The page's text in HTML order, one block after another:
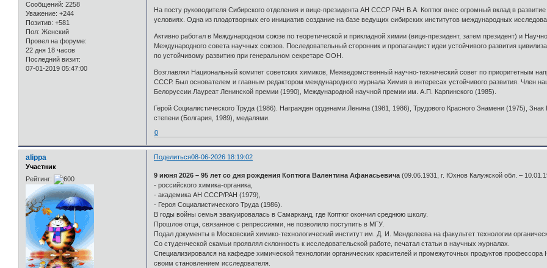
Сообщений: 2258
Уважение: +244
Позитив: +581
Пол: Женский
Провел на форуме:
22 дня 18 часов
Последний визит:
07-01-2019 05:47:00
На посту руководителя Сибирского отделения и вице-президента АН СССР РАН В.А. Коптюг внес огромный вклад в
условиях. Одна из плодотворных его инициатив создание на базе ведущих сибирских институтов международных
Активно работал в Международном союзе по теоретической и прикладной химии (вице-президент, затем президент) и
Международного совета научных союзов. Последовательный сторонник и пропагандист идеи устойчивого развития
по устойчивому развитию при генеральном секретаре ООН.
Возглавлял Национальный комитет советских химиков, Межведомственный научно-технический совет по приоритетным
СССР. Был основателем и главным редактором международного журнала Химия в интересах устойчивого развития. Член
Белоруссии.Лауреат Ленинской премии (1990), Международной научной премии им. А.П. Карпинского (1985).
Герой Социалистического Труда (1986). Награжден орденами Ленина (1981, 1986), Трудового Красного Знамени (1975),
степени (Болгария, 1989), медалями.
0
Поделиться08-06-2026 18:19:02
alippa
Участник
Рейтинг:
9 июня 2026 – 95 лет со дня рождения Коптюга Валентина Афанасьевича (09.06.1931, г. Юхнов Калужской обл. –
- российского химика-органика,
- академика АН СССР/РАН (1979),
- Героя Социалистического Труда (1986).
В годы войны семья эвакуировалась в Самарканд, где Коптюг окончил среднюю школу.
Прошлое отца, связанное с репрессиями, не позволило поступить в МГУ.
Подал документы в Московский химико-технологический институт им. Д. И. Менделеева на факультет технологии
Со студенческой скамьи проявлял склонность к исследовательской работе, печатал статьи в научных журналах.
Специализировался на кафедре химической технологии органических красителей и промежуточных продуктов
своим становлением исследователя.